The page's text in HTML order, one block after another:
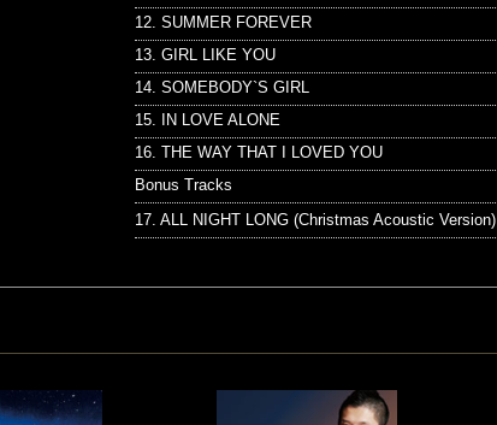
12. SUMMER FOREVER
13. GIRL LIKE YOU
14. SOMEBODY`S GIRL
15. IN LOVE ALONE
16. THE WAY THAT I LOVED YOU
Bonus Tracks
17. ALL NIGHT LONG (Christmas Acoustic Version)